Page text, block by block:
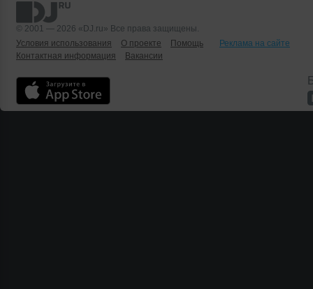
© 2001 — 2026 «DJ.ru» Все права защищены.
Условия использования
О проекте Помощь
Реклама на сайте
Контактная информация
Вакансии